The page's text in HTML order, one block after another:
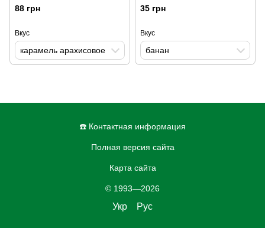
88 грн
Вкус
карамель арахисовое
35 грн
Вкус
банан
☎️ Контактная информация
Полная версия сайта
Карта сайта
© 1993—2026
Укр Рус